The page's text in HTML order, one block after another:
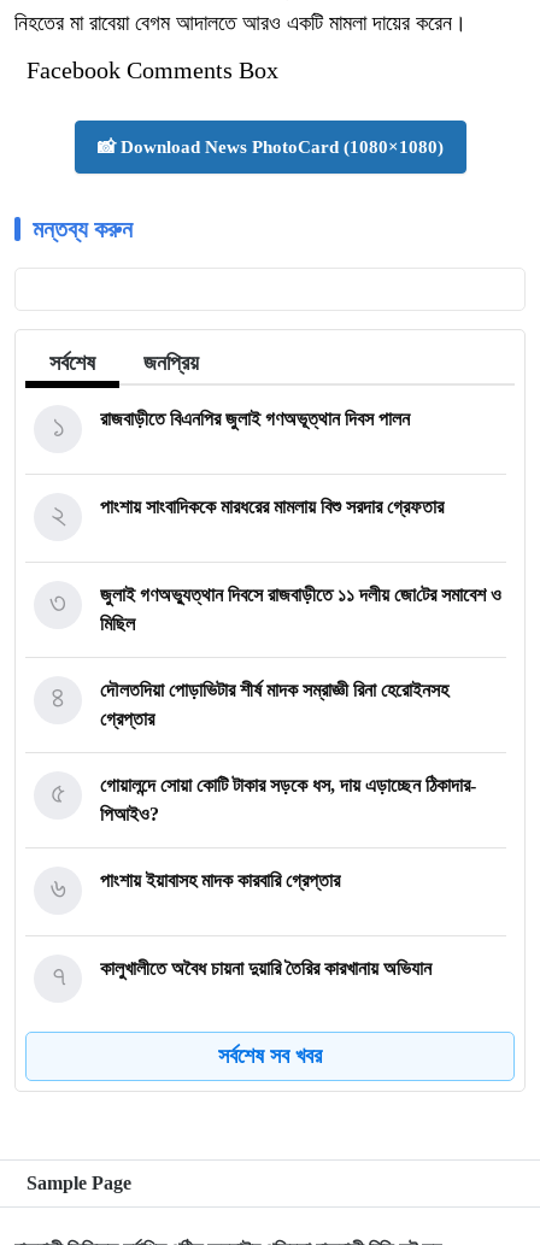
নিহতের মা রাবেয়া বেগম আদালতে আরও একটি মামলা দায়ের করেন।
Facebook Comments Box
📸 Download News PhotoCard (1080×1080)
মন্তব্য করুন
সর্বশেষ জনপ্রিয়
রাজবাড়ীতে বিএন‌পির জুলাই গণঅভূত্থান দিবস পালন
১
পাংশায় সাংবাদিককে মারধরের মামলায় বিশু সরদার গ্রেফতার
২
জুলাই গণঅভ্যুত্থান দিবসে রাজবাড়ীতে ১১ দলীয় জো‌টের সমাবেশ ও
মি‌ছিল
৩
দৌলতদিয়া পোড়াভিটার শীর্ষ মাদক সম্রাজ্ঞী রিনা হেরোইনসহ
গ্রেপ্তার
৪
গোয়ালন্দে সোয়া কোটি টাকার সড়কে ধস, দায় এড়াচ্ছেন ঠিকাদার-
পিআইও?
৫
পাংশায় ইয়াবাসহ মাদক কারবারি গ্রেপ্তার
৬
কালুখালীতে অবৈধ চায়না দুয়ারি তৈরির কারখানায় অভিযান
৭
গোয়ালন্দের নবাগত ইউএনও সাইফুল হুদার যোগদান
৯
সর্বশেষ সব খবর
Sample Page